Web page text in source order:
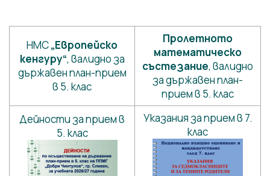
НМС„Европейско
кенгуру“, валидно за
държавен план-прием
в 5. клас
Пролетното
математическо
състезание, валидно
за държавен план-
прием в 5. клас
Дейности за прием в
5. клас
Указания за прием в 7.
клас